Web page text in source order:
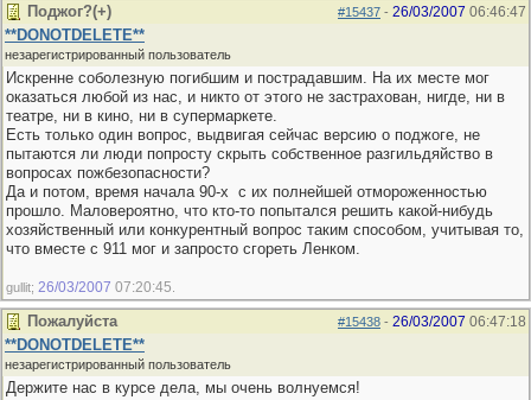
#15437 - 26/03/2007 06:46:47
Поджог?(+)
**DONOTDELETE**
незарегистрированный пользователь
Искренне соболезную погибшим и пострадавшим. На их месте мог
оказаться любой из нас, и никто от этого не застрахован, нигде, ни в
театре, ни в кино, ни в супермаркете.
Есть только один вопрос, выдвигая сейчас версию о поджоге, не
пытаются ли люди попросту скрыть собственное разгильдяйство в
вопросах пожбезопасности?
Да и потом, время начала 90-х с их полнейшей отмороженностью
прошло. Маловероятно, что кто-то попытался решить какой-нибудь
хозяйственный или конкурентный вопрос таким способом, учитывая то,
что вместе с 911 мог и запросто сгореть Ленком.
gullit; 26/03/2007 07:20:45
#15438 - 26/03/2007 06:47:18
Пожалуйста
**DONOTDELETE**
незарегистрированный пользователь
Держите нас в курсе дела, мы очень волнуемся!